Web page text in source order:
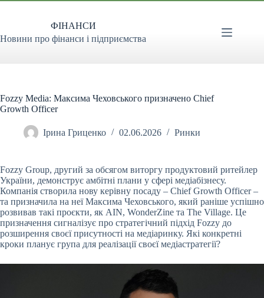
Перейти
ФІНАНСИ
Новини про фінанси і підприємства
Fozzy Media: Максима Чеховського призначено Chief
Growth Officer
Ірина Гриценко 02.06.2026 Ринки
Fozzy Group, другий за обсягом виторгу продуктовий ритейлер
України, демонструє амбітні плани у сфері медіабізнесу.
Компанія створила нову керівну посаду – Chief Growth Officer –
та призначила на неї Максима Чеховського, який раніше успішно
розвивав такі проєкти, як AIN, WonderZine та The Village. Це
призначення сигналізує про стратегічний підхід Fozzy до
розширення своєї присутності на медіаринку. Які конкретні
кроки планує група для реалізації своєї медіастратегії?